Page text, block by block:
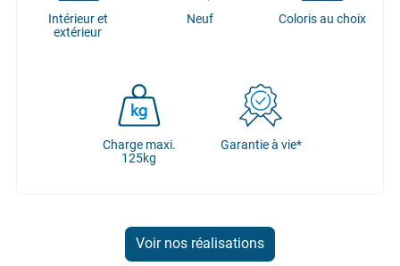
Intérieur et
extérieur
Neuf Coloris au choix
Charge maxi.
125kg
Garantie à vie*
Voir nos réalisations